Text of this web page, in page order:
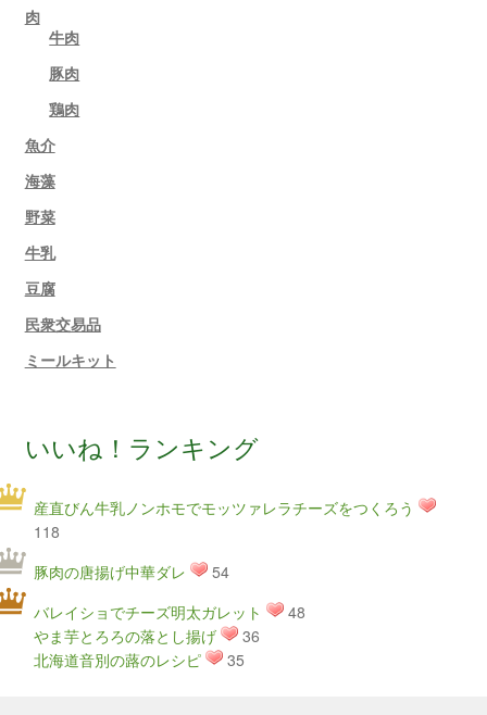
肉
牛肉
豚肉
鶏肉
魚介
海藻
野菜
牛乳
豆腐
民衆交易品
ミールキット
いいね！ランキング
産直びん牛乳ノンホモでモッツァレラチーズをつくろう
118
豚肉の唐揚げ中華ダレ
54
バレイショでチーズ明太ガレット
48
やま芋とろろの落とし揚げ
36
北海道音別の蕗のレシピ
35